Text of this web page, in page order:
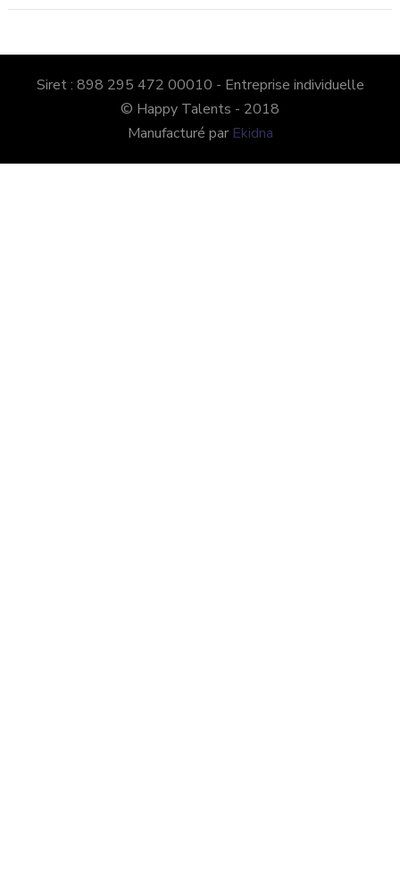
Siret : 898 295 472 00010 - Entreprise individuelle
© Happy Talents - 2018
Manufacturé par Ekidna